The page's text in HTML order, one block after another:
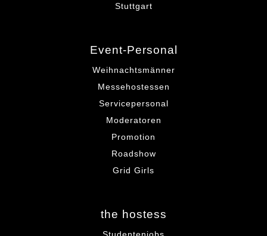
Stuttgart
Event-Personal
Weihnachtsmänner
Messehostessen
Servicepersonal
Moderatoren
Promotion
Roadshow
Grid Girls
the hostess
Studentenjobs